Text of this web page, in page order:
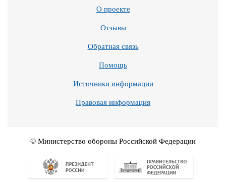
О проекте
Отзывы
Обратная связь
Помощь
Источники информации
Правовая информация
© Министерство обороны Российской Федерации